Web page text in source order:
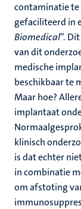
contaminatie te
gefaciliteerd in
Biomedical”.
van dit
medische
beschikbaar te
Maar hoe?
implantaat
klinisch
is dat echter
in combinatie
om afstoting